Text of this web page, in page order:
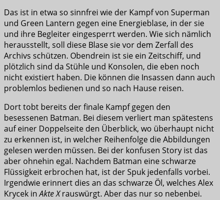
Das ist in etwa so sinnfrei wie der Kampf von Superman
und Green Lantern gegen eine Energieblase, in der sie
und ihre Begleiter eingesperrt werden. Wie sich nämlich
herausstellt, soll diese Blase sie vor dem Zerfall des
Archivs schützen. Obendrein ist sie ein Zeitschiff, und
plötzlich sind da Stühle und Konsolen, die eben noch
nicht existiert haben. Die können die Insassen dann auch
problemlos bedienen und so nach Hause reisen.
Dort tobt bereits der finale Kampf gegen den
besessenen Batman. Bei diesem verliert man spätestens
auf einer Doppelseite den Überblick, wo überhaupt nicht
zu erkennen ist, in welcher Reihenfolge die Abbildungen
gelesen werden müssen. Bei der konfusen Story ist das
aber ohnehin egal. Nachdem Batman eine schwarze
Flüssigkeit erbrochen hat, ist der Spuk jedenfalls vorbei.
Irgendwie erinnert dies an das schwarze Öl, welches Alex
Krycek inAkte Xrauswürgt. Aber das nur so nebenbei.